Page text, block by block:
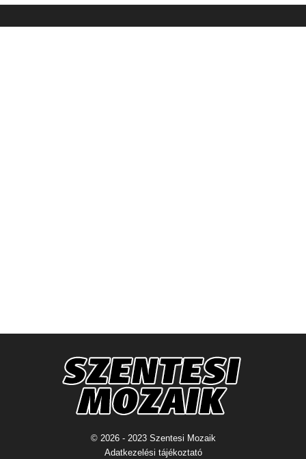
© 2026 - 2023 Szentesi Mozaik
Adatkezelési tájékoztató